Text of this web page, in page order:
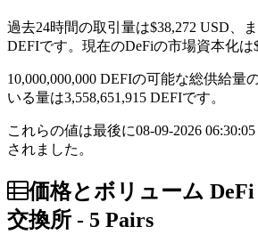
過去24時間の取引量は$38,272 USD、
DEFIです。現在のDeFiの市場資本化は
10,000,000,000 DEFIの可能な総供給量
いる量は3,558,651,915 DEFIです。
これらの値は最後に08-09-2026
されました。
価格とボリューム DeFi
交換所 - 5 Pairs